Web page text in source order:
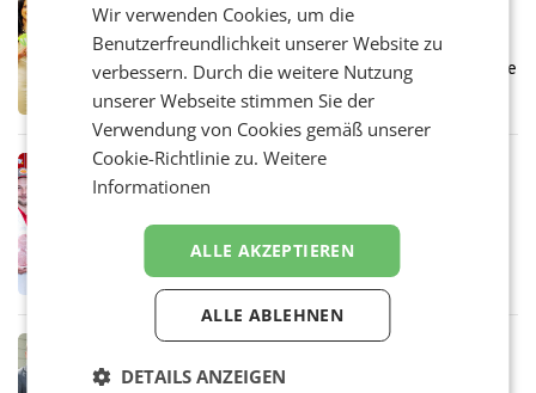
Eine Bühne für Zirkularität: ARA und
Müller informieren am POS über
Kreislauffähigkeit
Über den gesamten August hinweg rücken die
Altstoff Recycling Austria AG (ARA) und der
Handelskonzern Müller die Initiative
„Kreislauf-Helden“ in allen österreichischen
Müller-Filialen
RETAIL
Penny modernisiert zwei Filialen in
Ober- und Niederösterreich
WIENER NEUDORF. – Im Rahmen einer
laufenden Modernisierungsoffensive
erneuert Penny zwei Filialen in Nieder- und
Oberösterreich. Die beiden Standorte liegen
in Haag sowie im rund
RETAIL
Alles bereit für den Wechsel: Jürgen
Wir verwenden Cookies, um die
Benutzerfreundlichkeit unserer Website zu
verbessern. Durch die weitere Nutzung
unserer Webseite stimmen Sie der
Verwendung von Cookies gemäß unserer
Cookie-Richtlinie zu.Weitere
Informationen
ALLE AKZEPTIEREN
ALLE ABLEHNEN
DETAILS ANZEIGEN